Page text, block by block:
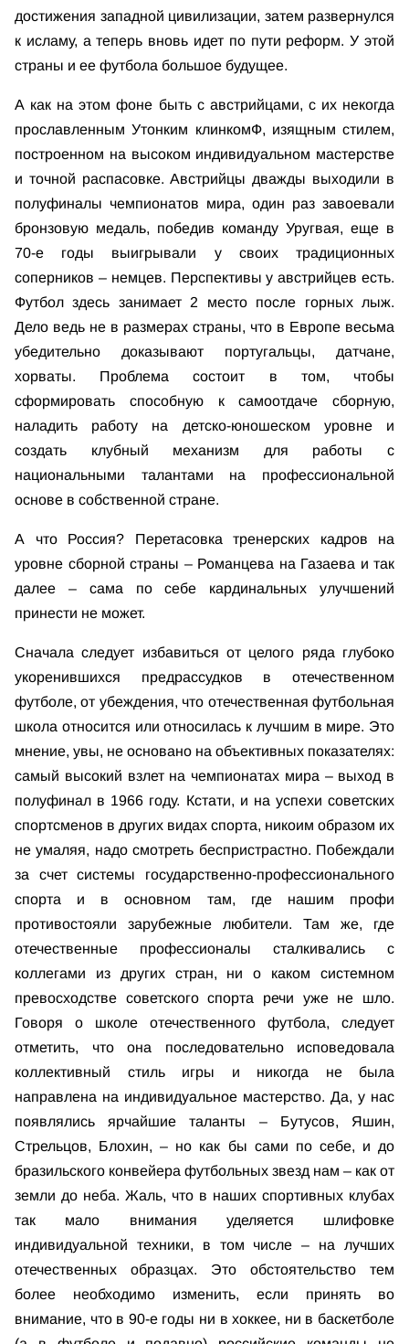
достижения западной цивилизации, затем развернулся
к исламу, а теперь вновь идет по пути реформ. У этой
страны и ее футбола большое будущее.
А как на этом фоне быть с австрийцами, с их некогда
прославленным Утонким клинкомФ, изящным стилем,
построенном на высоком индивидуальном мастерстве
и точной распасовке. Австрийцы дважды выходили в
полуфиналы чемпионатов мира, один раз завоевали
бронзовую медаль, победив команду Уругвая, еще в
70-е годы выигрывали у своих традиционных
соперников – немцев. Перспективы у австрийцев есть.
Футбол здесь занимает 2 место после горных лыж.
Дело ведь не в размерах страны, что в Европе весьма
убедительно доказывают португальцы, датчане,
хорваты. Проблема состоит в том, чтобы
сформировать способную к самоотдаче сборную,
наладить работу на детско-юношеском уровне и
создать клубный механизм для работы с
национальными талантами на профессиональной
основе в собственной стране.
А что Россия? Перетасовка тренерских кадров на
уровне сборной страны – Романцева на Газаева и так
далее – сама по себе кардинальных улучшений
принести не может.
Сначала следует избавиться от целого ряда глубоко
укоренившихся предрассудков в отечественном
футболе, от убеждения, что отечественная футбольная
школа относится или относилась к лучшим в мире. Это
мнение, увы, не основано на объективных показателях:
самый высокий взлет на чемпионатах мира – выход в
полуфинал в 1966 году. Кстати, и на успехи советских
спортсменов в других видах спорта, никоим образом их
не умаляя, надо смотреть беспристрастно. Побеждали
за счет системы государственно-профессионального
спорта и в основном там, где нашим профи
противостояли зарубежные любители. Там же, где
отечественные профессионалы сталкивались с
коллегами из других стран, ни о каком системном
превосходстве советского спорта речи уже не шло.
Говоря о школе отечественного футбола, следует
отметить, что она последовательно исповедовала
коллективный стиль игры и никогда не была
направлена на индивидуальное мастерство. Да, у нас
появлялись ярчайшие таланты – Бутусов, Яшин,
Стрельцов, Блохин, – но как бы сами по себе, и до
бразильского конвейера футбольных звезд нам – как от
земли до неба. Жаль, что в наших спортивных клубах
так мало внимания уделяется шлифовке
индивидуальной техники, в том числе – на лучших
отечественных образцах. Это обстоятельство тем
более необходимо изменить, если принять во
внимание, что в 90-е годы ни в хоккее, ни в баскетболе